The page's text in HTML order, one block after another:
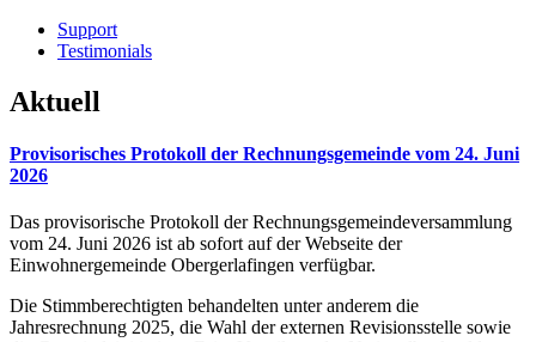
Support
Testimonials
Aktuell
Provisorisches Protokoll der Rechnungsgemeinde vom 24. Juni
2026
Das provisorische Protokoll der Rechnungsgemeindeversammlung
vom 24. Juni 2026 ist ab sofort auf der Webseite der
Einwohnergemeinde Obergerlafingen verfügbar.
Die Stimmberechtigten behandelten unter anderem die
Jahresrechnung 2025, die Wahl der externen Revisionsstelle sowie